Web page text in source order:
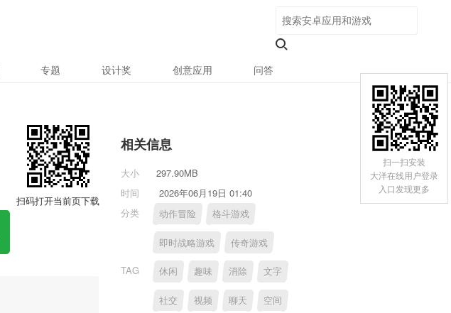
专题 设计奖 创意应用 问答
扫码打开当前页下载
相关信息
大小
297.90MB
时间
2026年06月19日 01:40
分类
动作冒险 格斗游戏
即时战略游戏 传奇游戏
TAG 休闲 趣味 消除 文字
社交 视频 聊天 空间
扫一扫安装
大洋在线用户登录
入口发现更多